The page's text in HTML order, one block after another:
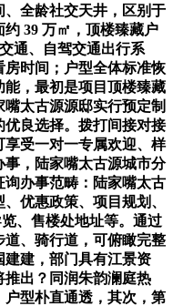
、全龄社交天井，区别于
39 万㎡，顶楼臻藏户
通、自驾交通出行系
时间；户型全体标准恢
，最初是项目顶楼臻藏
太古源源邸实行预定制
良选择。拨打间接对接
受一对一专属欢迎、样
，陆家嘴太古源城市分
办事范畴：陆家嘴太古
优惠政策、项目规划、
、售楼处地址等。通过
道、骑行道，可俯瞰完整
建，部门具有江景资
出？同润朱韵澜庭热
型朴直通透，其次，第